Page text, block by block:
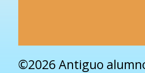
©2026 Antiguo